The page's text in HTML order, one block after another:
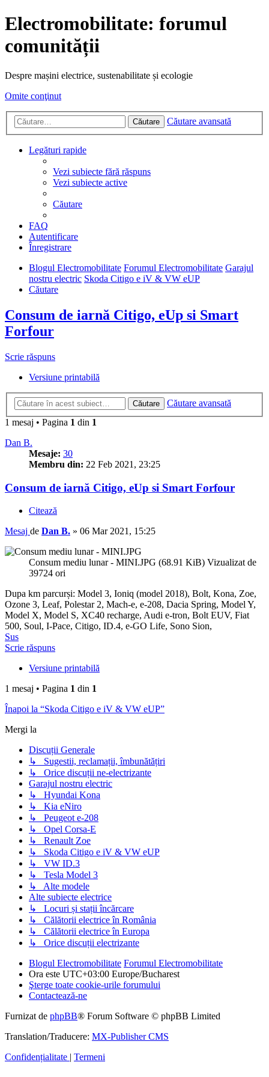
Electromobilitate: forumul
comunității
Despre mașini electrice, sustenabilitate și ecologie
Omite conţinut
Căutare Căutare avansată
Legături rapide
Vezi subiecte fără răspuns
Vezi subiecte active
Căutare
FAQ
Autentificare
Înregistrare
Blogul Electromobilitate Forumul Electromobilitate Garajul
nostru electric Skoda Citigo e iV & VW eUP
Căutare
Consum de iarnă Citigo, eUp si Smart
Forfour
Scrie răspuns
Versiune printabilă
Căutare
Căutare avansată
1 mesaj • Pagina 1 din 1
Dan B.
Mesaje: 30
Membru din: 22 Feb 2021, 23:25
Consum de iarnă Citigo, eUp si Smart Forfour
Citează
Mesaj de Dan B. » 06 Mar 2021, 15:25
Consum mediu lunar - MINI.JPG (68.91 KiB) Vizualizat de
39724 ori
Dupa km parcurși: Model 3, Ioniq (model 2018), Bolt, Kona, Zoe,
Ozone 3, Leaf, Polestar 2, Mach-e, e-208, Dacia Spring, Model Y,
Model X, Model S, XC40 recharge, Audi e-tron, Bolt EUV, Fiat
500, Soul, I-Pace, Citigo, ID.4, e-GO Life, Sono Sion,
Sus
Scrie răspuns
Versiune printabilă
1 mesaj • Pagina 1 din 1
Înapoi la “Skoda Citigo e iV & VW eUP”
Mergi la
Discuții Generale
↳ Sugestii, reclamații, îmbunătățiri
↳ Orice discuții ne-electrizante
Garajul nostru electric
↳ Hyundai Kona
↳ Kia eNiro
↳ Peugeot e-208
↳ Opel Corsa-E
↳ Renault Zoe
↳ Skoda Citigo e iV & VW eUP
↳ VW ID.3
↳ Tesla Model 3
↳ Alte modele
Alte subiecte electrice
↳ Locuri și stații încărcare
↳ Călătorii electrice în România
↳ Călătorii electrice în Europa
↳ Orice discuții electrizante
Blogul Electromobilitate Forumul Electromobilitate
Ora este UTC+03:00 Europe/Bucharest
Şterge toate cookie-urile forumului
Contactează-ne
Furnizat de phpBB® Forum Software © phpBB Limited
Translation/Traducere: MX-Publisher CMS
Confidențialitate | Termeni